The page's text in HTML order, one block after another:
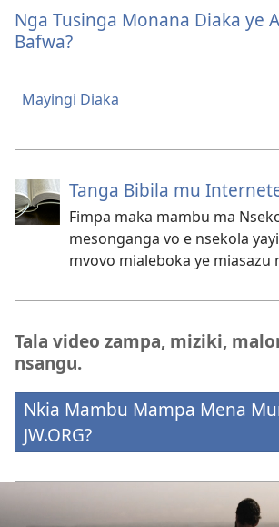
Nga Tusinga Monana Diaka ye
Bafwa?
Mayingi Diaka
Tanga Bibila mu
Fimpa maka mambu ma
mesonganga vo e nsekola
mvovo mialeboka ye miasazu
Tala video zampa, miziki,
nsangu.
Nkia Mambu Mampa Mena
JW.ORG?